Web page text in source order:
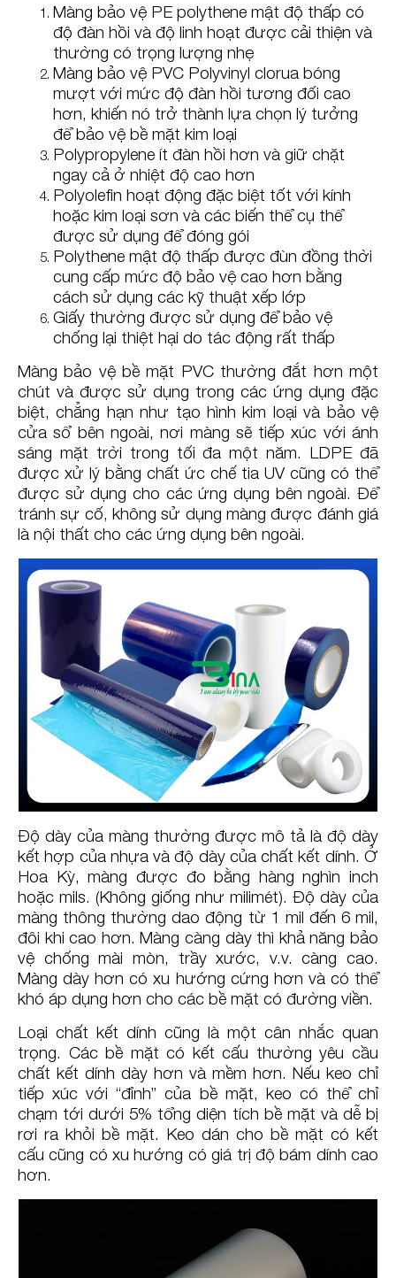
Màng bảo vệ PE polythene mật độ thấp có
độ đàn hồi và độ linh hoạt được cải thiện và
thường có trọng lượng nhẹ
Màng bảo vệ PVC Polyvinyl clorua bóng
mượt với mức độ đàn hồi tương đối cao
hơn, khiến nó trở thành lựa chọn lý tưởng
để bảo vệ bề mặt kim loại
Polypropylene ít đàn hồi hơn và giữ chặt
ngay cả ở nhiệt độ cao hơn
Polyolefin hoạt động đặc biệt tốt với kính
hoặc kim loại sơn và các biến thể cụ thể
được sử dụng để đóng gói
Polythene mật độ thấp được đùn đồng thời
cung cấp mức độ bảo vệ cao hơn bằng
cách sử dụng các kỹ thuật xếp lớp
Giấy thường được sử dụng để bảo vệ
chống lại thiệt hại do tác động rất thấp
Màng bảo vệ bề mặt PVC thường đắt hơn một
chút và được sử dụng trong các ứng dụng đặc
biệt, chẳng hạn như tạo hình kim loại và bảo vệ
cửa sổ bên ngoài, nơi màng sẽ tiếp xúc với ánh
sáng mặt trời trong tối đa một năm. LDPE đã
được xử lý bằng chất ức chế tia UV cũng có thể
được sử dụng cho các ứng dụng bên ngoài. Để
tránh sự cố, không sử dụng màng được đánh giá
là nội thất cho các ứng dụng bên ngoài.
Độ dày của màng thường được mô tả là độ dày
kết hợp của nhựa và độ dày của chất kết dính. Ở
Hoa Kỳ, màng được đo bằng hàng nghìn inch
hoặc mils. (Không giống như milimét). Độ dày của
màng thông thường dao động từ 1 mil đến 6 mil,
đôi khi cao hơn. Màng càng dày thì khả năng bảo
vệ chống mài mòn, trầy xước, v.v. càng cao.
Màng dày hơn có xu hướng cứng hơn và có thể
khó áp dụng hơn cho các bề mặt có đường viền.
Loại chất kết dính cũng là một cân nhắc quan
trọng. Các bề mặt có kết cấu thường yêu cầu
chất kết dính dày hơn và mềm hơn. Nếu keo chỉ
tiếp xúc với “đỉnh” của bề mặt, keo có thể chỉ
chạm tới dưới 5% tổng diện tích bề mặt và dễ bị
rơi ra khỏi bề mặt. Keo dán cho bề mặt có kết
cấu cũng có xu hướng có giá trị độ bám dính cao
hơn.